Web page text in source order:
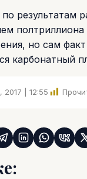
по результатам
полтриллиона
но сам
карбонатный
2017 | 12:55